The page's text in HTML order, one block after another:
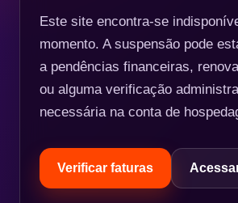
Este site encontra-se
momento. A suspensão pode
a pendências financeiras,
ou alguma verificação
necessária na conta de
Verificar faturas